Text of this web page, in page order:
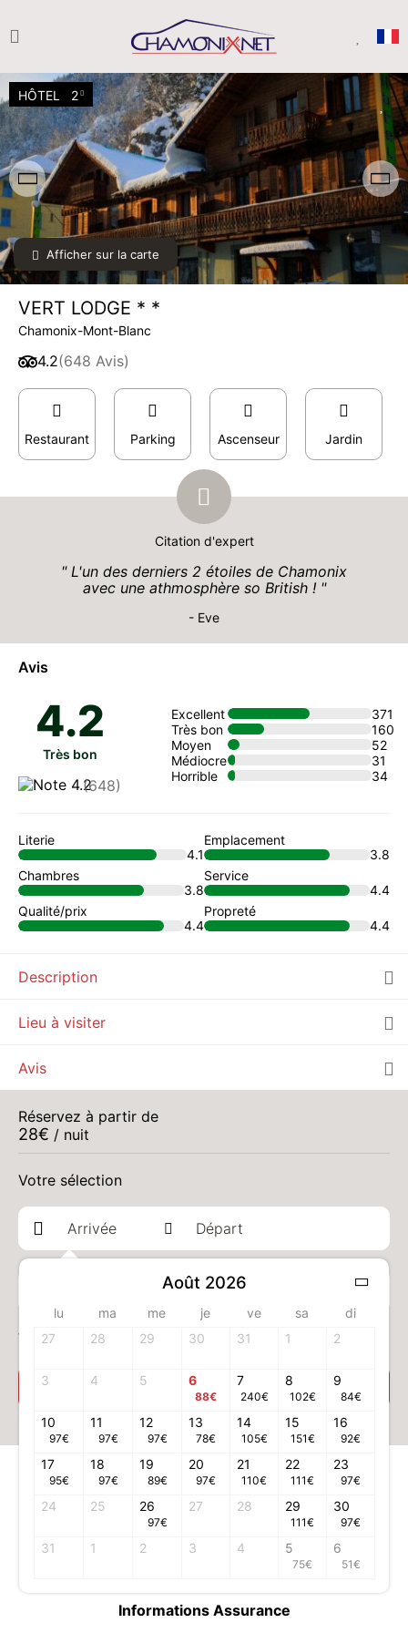
Afficher sur la carte
HÔTEL 2
VERT LODGE * *
Chamonix-Mont-Blanc
4.2(648 Avis)
Restaurant Parking Ascenseur Jardin
Citation d'expert
L'un des derniers 2 étoiles de Chamonix
avec une athmosphère so British !
- Eve
Avis
4.2
Très bon
(648)
Excellent
371
Très bon
160
Moyen
52
Médiocre
31
Horrible
34
Literie
4.1
Chambres
3.8
Qualité/prix
4.4
Emplacement
3.8
Service
4.4
Propreté
4.4
Description
Lieu à visiter
Avis
Réservez à partir de
28€ / nuit
Votre sélection
Août 2026
lu ma me je ve sa
di
27
28 29 30 31 1 2
3 4 5 6
88€
7
240€
8
102€
9
84€
10
97€
11
97€
12
97€
13
78€
14
105€
15
151€
16
92€
17
95€
18
97€
19
89€
20
97€
21
110€
22
111€
23
97€
24 25 26
97€
27 28 29
111€
30
97€
31 1 2 3 4 5
75€
6
51€
Votre chambre
Sélectionner votre chambre
Informations légales
Conditions générales d'utilisation
Conditions générales de vente
Mentions légales
Informations Assurance